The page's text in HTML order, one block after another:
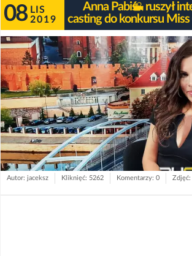
08 LIS
2019
Anna Pabiś - ruszył
casting do konkursu
Autor: jaceksz Kliknięć: 5262 Komentarzy: 0 Zdjęć: